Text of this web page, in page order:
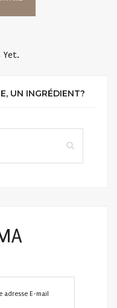
Yet.
UN INGRÉDIENT?